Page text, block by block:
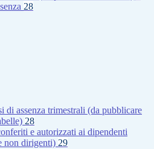
28
di assenza trimestrali (da pubblicare
28
e autorizzati ai dipendenti
non dirigenti) 29